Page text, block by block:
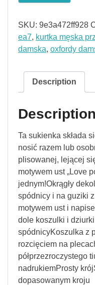
SKU: 9e3a472ff928
ea7, kurtka męska
damska, oxfordy
Description
Description
Ta sukienka składa
nosić razem lub
plisowanej, lejącej
motywem ust „Love
jednym!Okrągły
spódnicy i na guziki
motywem ust i
dole koszulki i
spódnicyKoszulka z
rozcięciem na
półprzezroczystego
nadrukiemProsty
dopasowanym kroju